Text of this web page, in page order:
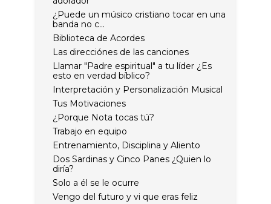
¿Puede un músico cristiano tocar en una
banda no c...
Biblioteca de Acordes
Las direcciónes de las canciones
Llamar "Padre espiritual" a tu líder ¿Es
esto en verdad bíblico?
Interpretación y Personalización Musical
Tus Motivaciones
¿Porque Nota tocas tú?
Trabajo en equipo
Entrenamiento, Disciplina y Aliento
Dos Sardinas y Cinco Panes ¿Quien lo
diría?
Solo a él se le ocurre
Vengo del futuro y vi que eras feliz